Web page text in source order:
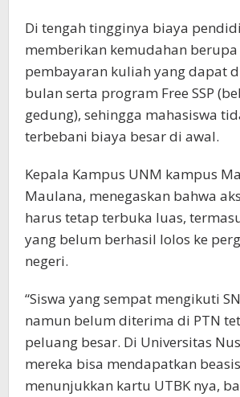
Di tengah tingginya biaya
memberikan kemudahan berupa
pembayaran kuliah yang dapat
bulan serta program Free SSP
gedung), sehingga mahasiswa
terbebani biaya besar di awal.
Kepala Kampus UNM kampus
Maulana, menegaskan bahwa
harus tetap terbuka luas,
yang belum berhasil lolos ke
negeri.
“Siswa yang sempat mengikuti
namun belum diterima di PTN
peluang besar. Di Universitas
mereka bisa mendapatkan
menunjukkan kartu UTBK nya,